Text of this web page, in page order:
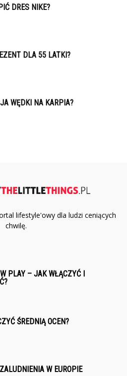
DRES NIKE?
DLA 55 LATKI?
WĘDKI NA KARPIA?
lifestyle'owy dla ludzi ceniących
chwilę.
PLAY – JAK WŁĄCZYĆ I
ŚREDNIĄ OCEN?
W EUROPIE